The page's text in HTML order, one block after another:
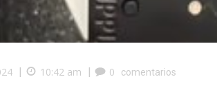
| 10:42 am | 0 comentarios